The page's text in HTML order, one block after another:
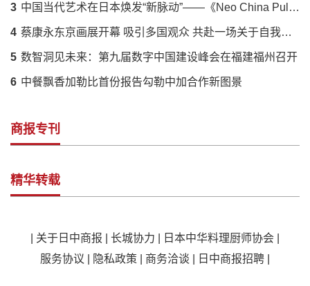
3 中国当代艺术在日本焕发“新脉动”——《Neo China Pulse》展呈现传统与创新的时代对话
4 蔡康永东京画展开幕 吸引多国观众 共赴一场关于自我的对话
5 数智洞见未来：第九届数字中国建设峰会在福建福州召开
6 中餐飘香加勒比首份报告勾勒中加合作新图景
商报专刊
精华转载
关于日中商报 长城协力 日本中华料理厨师协会
服务协议
隐私政策 商务洽谈 日中商报招聘